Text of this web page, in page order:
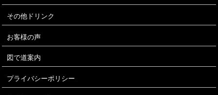
その他ドリンク
お客様の声
図で道案内
プライバシーポリシー